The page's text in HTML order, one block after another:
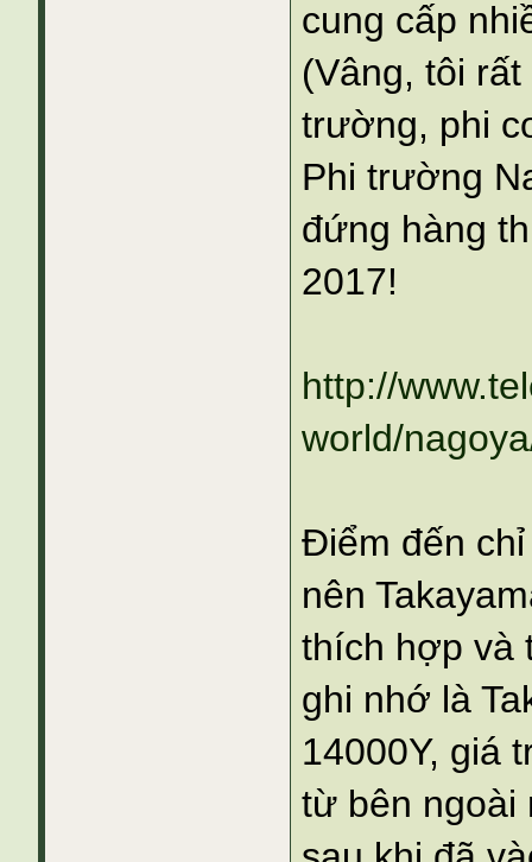
cung cấp
(Vâng, tôi
trường, phi
Phi trường
đứng hàng
2017!
http://
world/
Điểm đến
nên
thích hợp và
ghi nhớ là
14000Y, giá
từ bên